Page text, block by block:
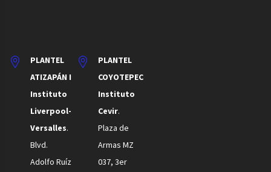
PLANTEL
ATIZAPÁN I
Instituto
Liverpool-
Versalles.
Blvd.
Adolfo Ruíz
PLANTEL
COYOTEPEC
Instituto
Cevir.
Plaza de
Armas MZ
037, 3er